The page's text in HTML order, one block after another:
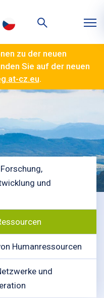
zu der neuen
Sie auf der neuen
cz.eu.
und
Humanressourcen
und